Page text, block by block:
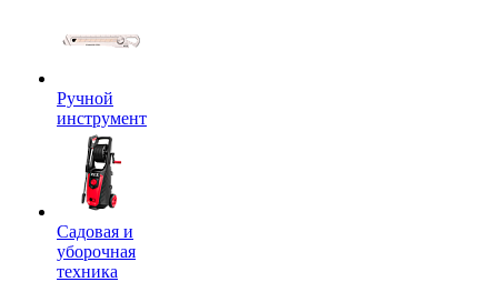
Ручной
инструмент
Садовая и
уборочная
техника